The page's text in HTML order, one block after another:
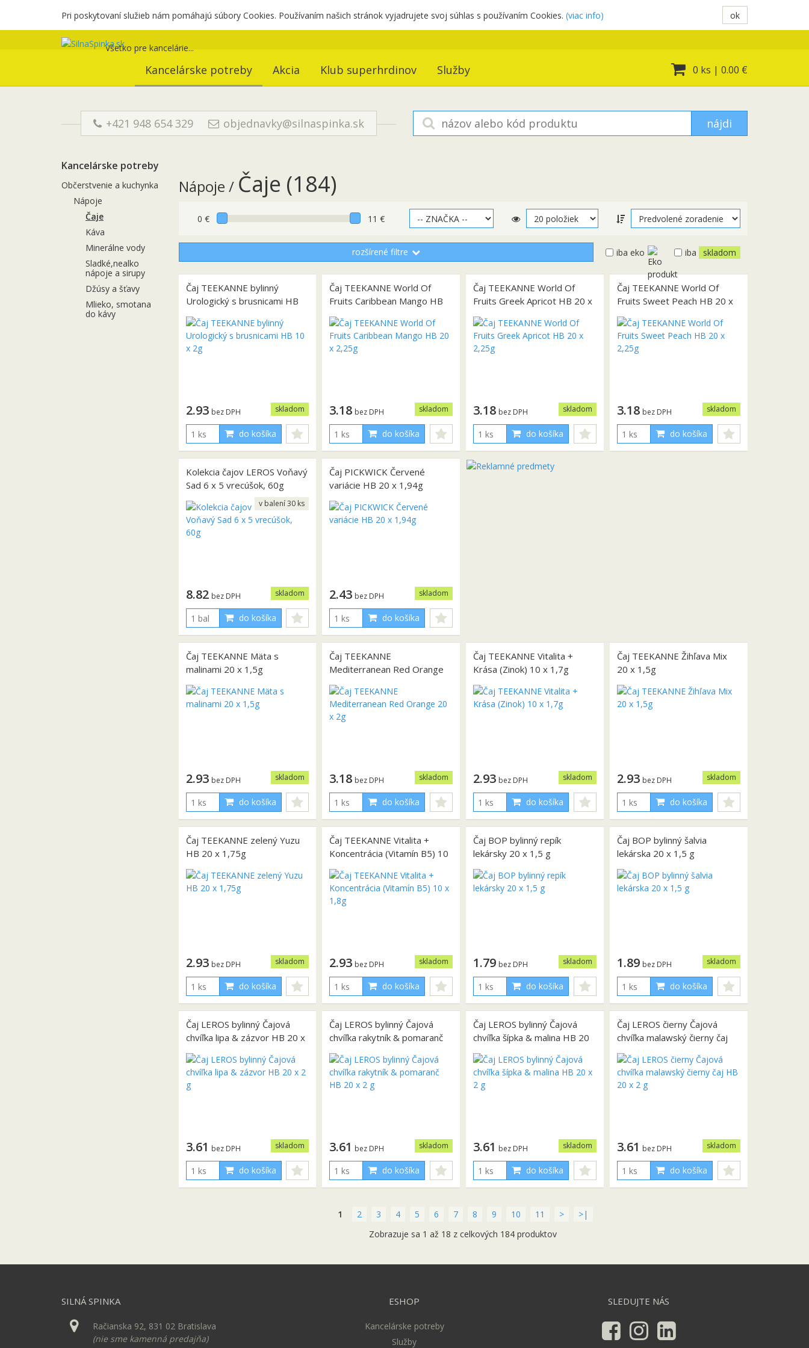
Pri poskytovaní služieb nám pomáhajú súbory Cookies. Používaním našich stránok vyjadrujete svoj súhlas s používaním Cookies. (viac info) ok
Všetko pre kancelárie...
Kancelárske potreby Akcia Klub superhrdinov Služby 0 ks | 0.00 €
+421 948 654 329 objednavky@silnaspinka.sk nájdi
Kancelárske potreby
Občerstvenie a kuchynka
Nápoje
Čaje
Káva
Minerálne vody
Sladké,nealko
nápoje a sirupy
Džúsy a šťavy
Mlieko, smotana
do kávy
Nápoje / Čaje (184)
0 € 11 €
rozšírené filtre iba eko iba skladom
Čaj TEEKANNE bylinný
Urologický s brusnicami HB
10 x 2g
skladom
2.93 bez DPH
do košíka
Čaj TEEKANNE World Of
Fruits Caribbean Mango HB
20 x 2,25g
skladom
3.18 bez DPH
do košíka
Čaj TEEKANNE World Of
Fruits Greek Apricot HB 20 x
2,25g
skladom
3.18 bez DPH
do košíka
Čaj TEEKANNE World Of
Fruits Sweet Peach HB 20 x
2,25g
skladom
3.18 bez DPH
do košíka
Kolekcia čajov LEROS Voňavý
Sad 6 x 5 vrecúšok, 60g
skladom
8.82 bez DPH
do košíka
v balení 30 ks
Čaj PICKWICK Červené
variácie HB 20 x 1,94g
skladom
2.43 bez DPH
do košíka
Čaj TEEKANNE Mäta s
malinami 20 x 1,5g
skladom
2.93 bez DPH
do košíka
Čaj TEEKANNE
Mediterranean Red Orange
20 x 2g
skladom
3.18 bez DPH
do košíka
Čaj TEEKANNE Vitalita +
Krása (Zinok) 10 x 1,7g
skladom
2.93 bez DPH
do košíka
Čaj TEEKANNE Žihľava Mix
20 x 1,5g
skladom
2.93 bez DPH
do košíka
Čaj TEEKANNE zelený Yuzu
HB 20 x 1,75g
skladom
2.93 bez DPH
do košíka
Čaj TEEKANNE Vitalita +
Koncentrácia (Vitamín B5) 10
x 1,8g
skladom
2.93 bez DPH
do košíka
Čaj BOP bylinný repík
lekársky 20 x 1,5 g
skladom
1.79 bez DPH
do košíka
Čaj BOP bylinný šalvia
lekárska 20 x 1,5 g
skladom
1.89 bez DPH
do košíka
Čaj LEROS bylinný Čajová
chvíľka lipa & zázvor HB 20 x
2 g
skladom
3.61 bez DPH
do košíka
Čaj LEROS bylinný Čajová
chvíľka rakytník & pomaranč
HB 20 x 2 g
skladom
3.61 bez DPH
do košíka
Čaj LEROS bylinný Čajová
chvíľka šípka & malina HB 20
x 2 g
skladom
3.61 bez DPH
do košíka
Čaj LEROS čierny Čajová
chvíľka malawský čierny čaj
HB 20 x 2 g
skladom
3.61 bez DPH
do košíka
1 2 3 4 5 6 7 8 9 10 11 >
>|
Zobrazuje sa 1 až 18 z celkových 184 produktov
SILNÁ SPINKA
Račianska 92, 831 02 Bratislava
(nie sme kamenná predajňa)
ESHOP
Kancelárske potreby
Služby
SLEDUJTE NÁS